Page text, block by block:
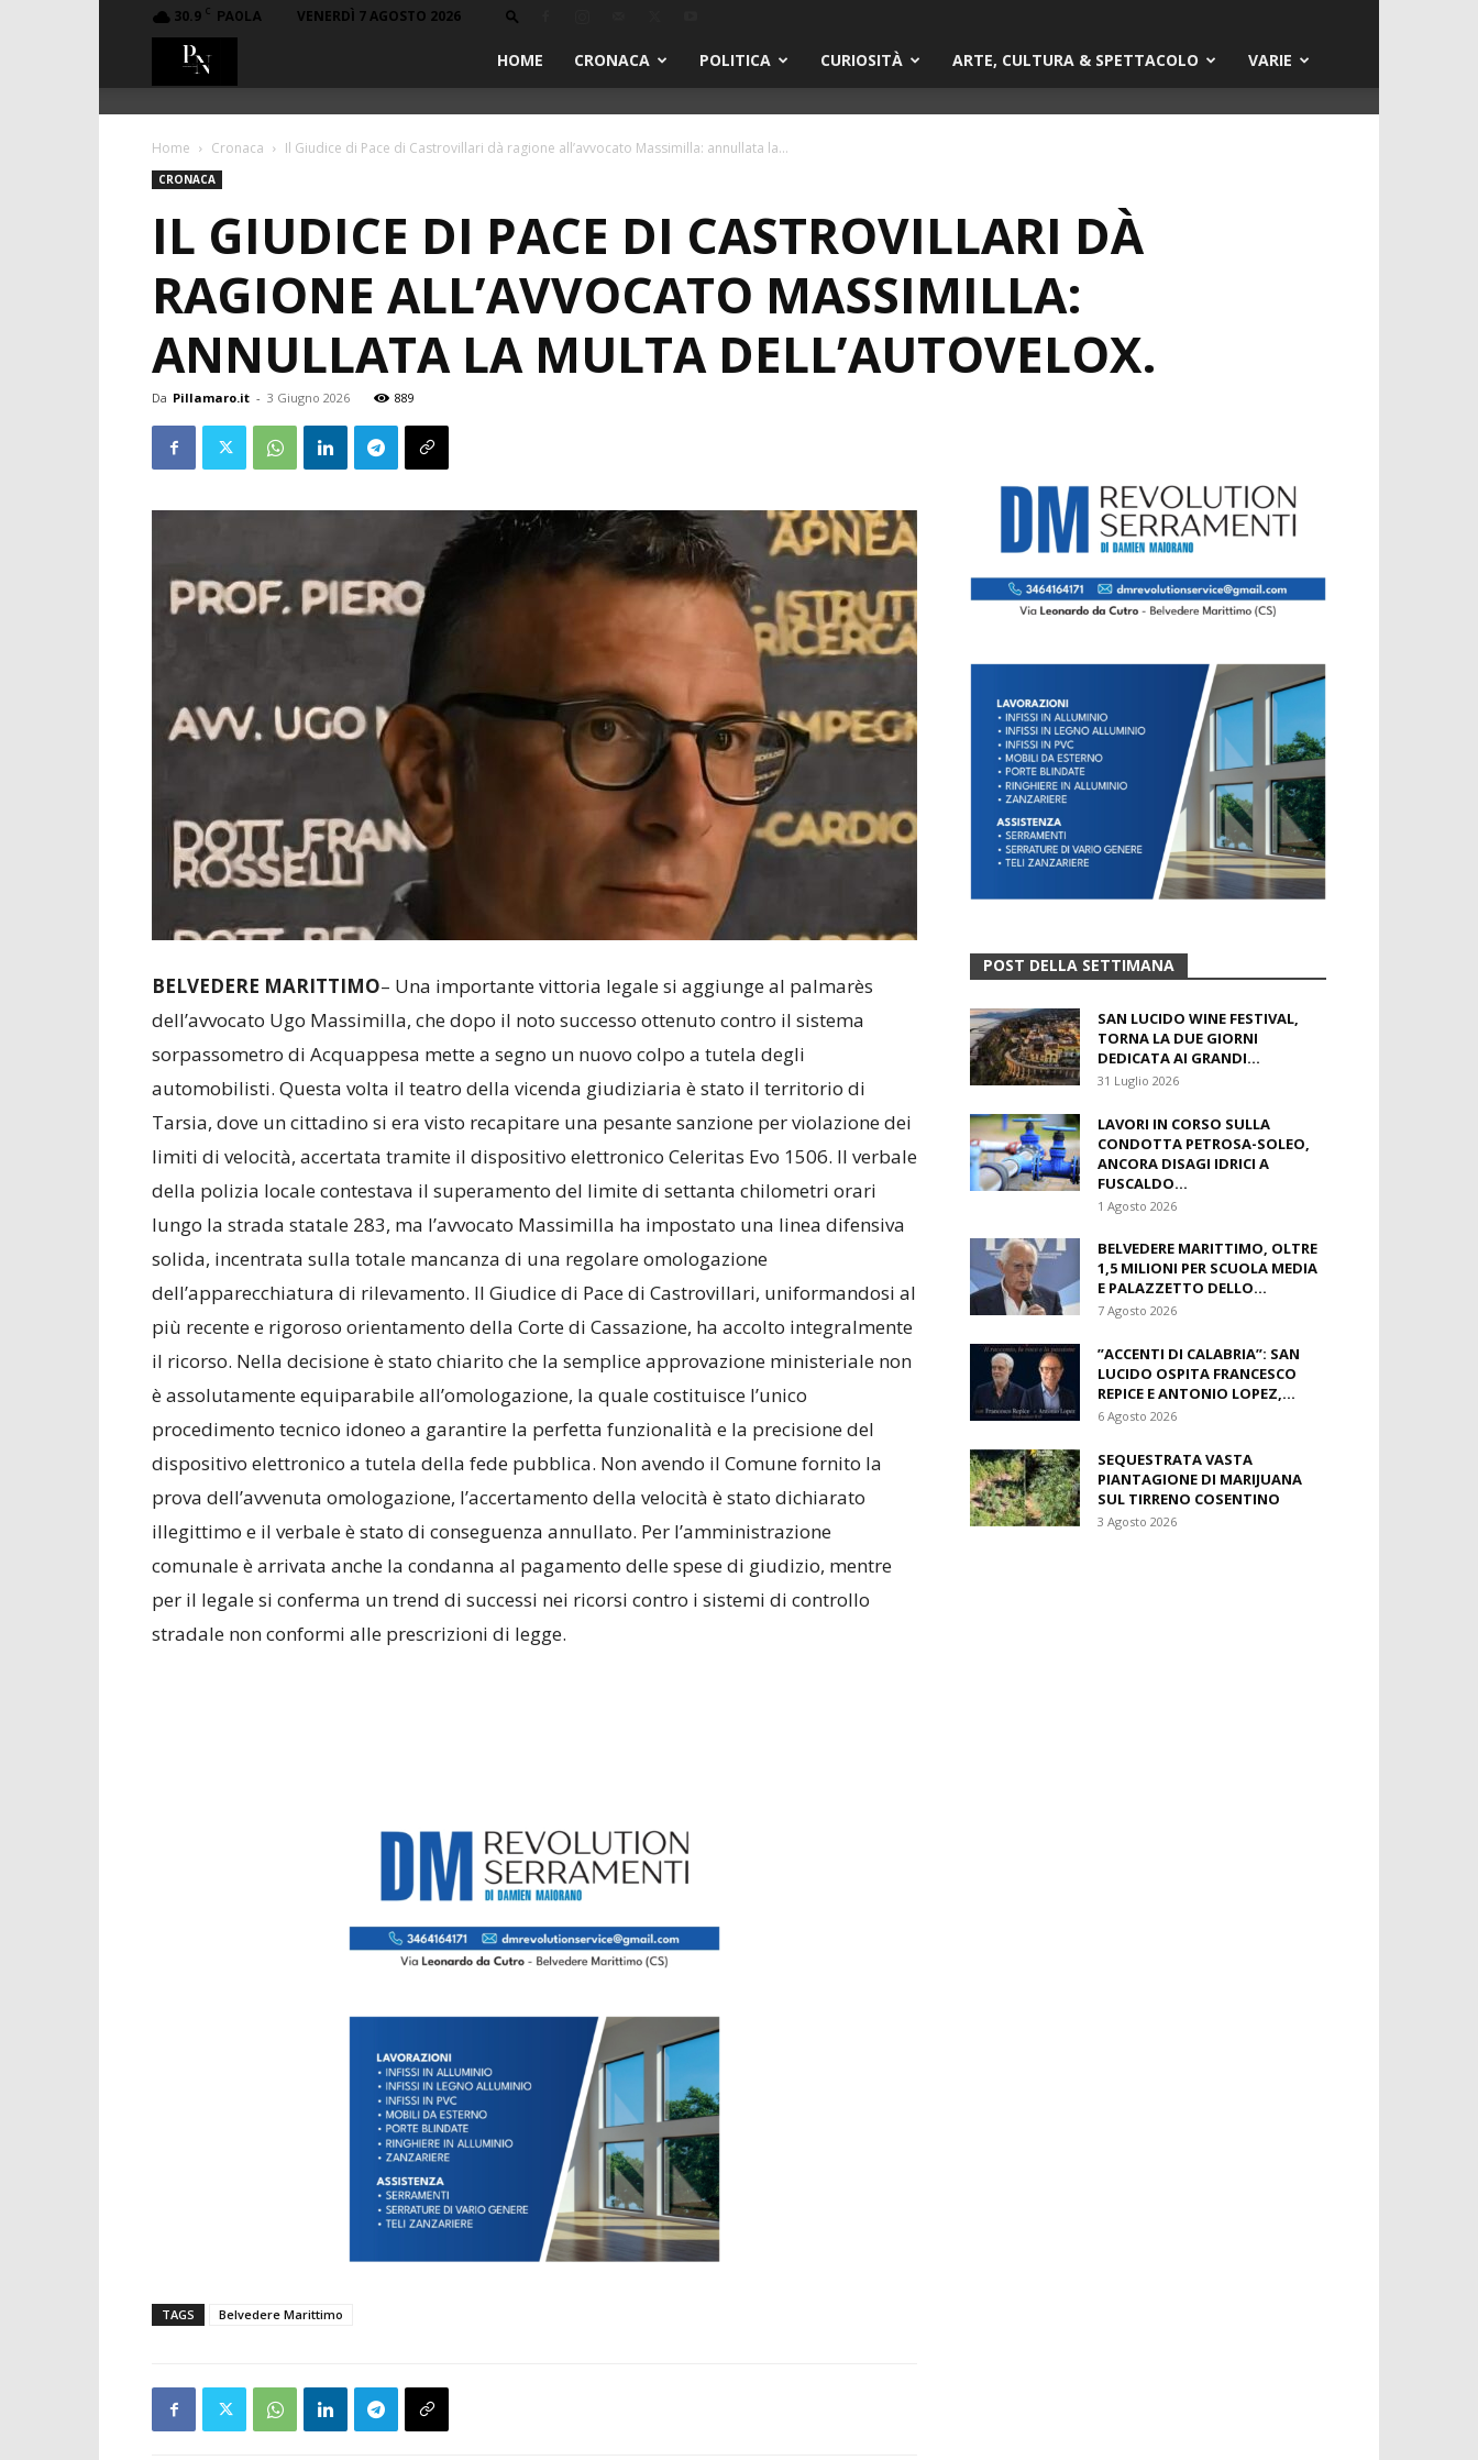
30.9 C PAOLA VENERDÌ 7 AGOSTO 2026
HOME CRONACA POLITICA CURIOSITÀ ARTE, CULTURA & SPETTACOLO VARIE
Home Cronaca Il Giudice di Pace di Castrovillari dà ragione all’avvocato Massimilla: annullata la...
CRONACA
IL GIUDICE DI PACE DI CASTROVILLARI DÀ
RAGIONE ALL’AVVOCATO MASSIMILLA:
ANNULLATA LA MULTA DELL’AUTOVELOX.
Da Pillamaro.it - 3 Giugno 2026 889
BELVEDERE MARITTIMO– Una importante vittoria legale si aggiunge al palmarès
dell’avvocato Ugo Massimilla, che dopo il noto successo ottenuto contro il sistema
sorpassometro di Acquappesa mette a segno un nuovo colpo a tutela degli
automobilisti. Questa volta il teatro della vicenda giudiziaria è stato il territorio di
Tarsia, dove un cittadino si era visto recapitare una pesante sanzione per violazione dei
limiti di velocità, accertata tramite il dispositivo elettronico Celeritas Evo 1506. Il verbale
della polizia locale contestava il superamento del limite di settanta chilometri orari
lungo la strada statale 283, ma l’avvocato Massimilla ha impostato una linea difensiva
solida, incentrata sulla totale mancanza di una regolare omologazione
dell’apparecchiatura di rilevamento. Il Giudice di Pace di Castrovillari, uniformandosi al
più recente e rigoroso orientamento della Corte di Cassazione, ha accolto integralmente
il ricorso. Nella decisione è stato chiarito che la semplice approvazione ministeriale non
è assolutamente equiparabile all’omologazione, la quale costituisce l’unico
procedimento tecnico idoneo a garantire la perfetta funzionalità e la precisione del
dispositivo elettronico a tutela della fede pubblica. Non avendo il Comune fornito la
prova dell’avvenuta omologazione, l’accertamento della velocità è stato dichiarato
illegittimo e il verbale è stato di conseguenza annullato. Per l’amministrazione
comunale è arrivata anche la condanna al pagamento delle spese di giudizio, mentre
per il legale si conferma un trend di successi nei ricorsi contro i sistemi di controllo
stradale non conformi alle prescrizioni di legge.
TAGS Belvedere Marittimo
POST DELLA SETTIMANA
SAN LUCIDO WINE FESTIVAL,
TORNA LA DUE GIORNI
DEDICATA AI GRANDI...
31 Luglio 2026
LAVORI IN CORSO SULLA
CONDOTTA PETROSA-SOLEO,
ANCORA DISAGI IDRICI A
FUSCALDO...
1 Agosto 2026
BELVEDERE MARITTIMO, OLTRE
1,5 MILIONI PER SCUOLA MEDIA
E PALAZZETTO DELLO...
7 Agosto 2026
​”ACCENTI DI CALABRIA”: SAN
LUCIDO OSPITA FRANCESCO
REPICE E ANTONIO LOPEZ,...
6 Agosto 2026
SEQUESTRATA VASTA
PIANTAGIONE DI MARIJUANA
SUL TIRRENO COSENTINO
3 Agosto 2026